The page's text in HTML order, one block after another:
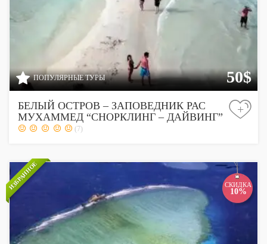
ПОПУЛЯРНЫЕ ТУРЫ 50$
БЕЛЫЙ ОСТРОВ – ЗАПОВЕДНИК РАС
МУХАММЕД “СНОРКЛИНГ – ДАЙВИНГ”
(7)
+
ИЗБРАННОЕ СКИДКА
10%